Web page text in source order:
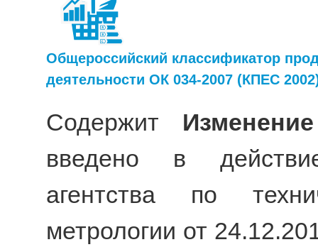
Общероссийский классификатор
деятельности ОК 034-2007 (КПЕС
Содержит
введено в
агентства по
метрологии от